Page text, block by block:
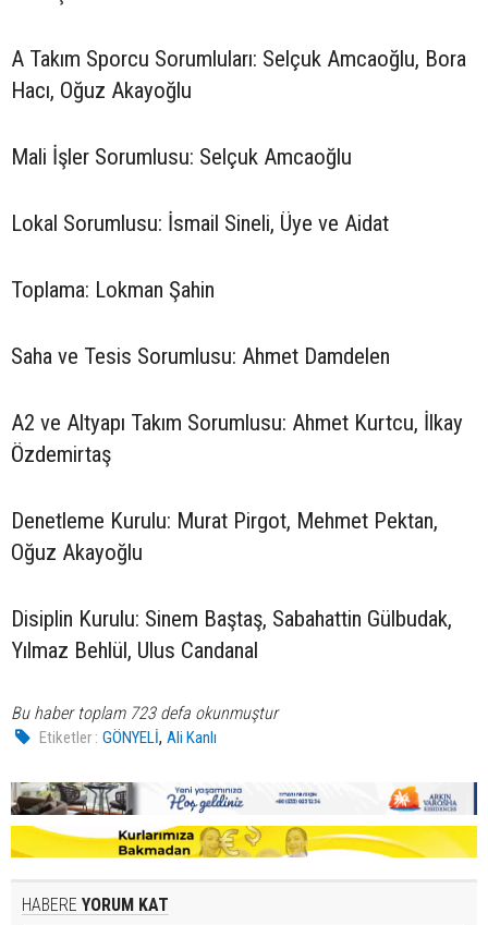
A Takım Sporcu Sorumluları: Selçuk Amcaoğlu, Bora
Hacı, Oğuz Akayoğlu
Mali İşler Sorumlusu: Selçuk Amcaoğlu
Lokal Sorumlusu: İsmail Sineli, Üye ve Aidat
Toplama: Lokman Şahin
Saha ve Tesis Sorumlusu: Ahmet Damdelen
A2 ve Altyapı Takım Sorumlusu: Ahmet Kurtcu, İlkay
Özdemirtaş
Denetleme Kurulu: Murat Pirgot, Mehmet Pektan,
Oğuz Akayoğlu
Disiplin Kurulu: Sinem Baştaş, Sabahattin Gülbudak,
Yılmaz Behlül, Ulus Candanal
Bu haber toplam 723 defa okunmuştur
Etiketler : GÖNYELİ,Ali Kanlı
HABERE YORUM KAT